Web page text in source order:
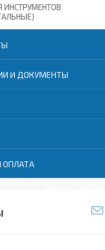
ИНСТРУМЕНТОВ
И ДОКУМЕНТЫ
ОПЛАТА